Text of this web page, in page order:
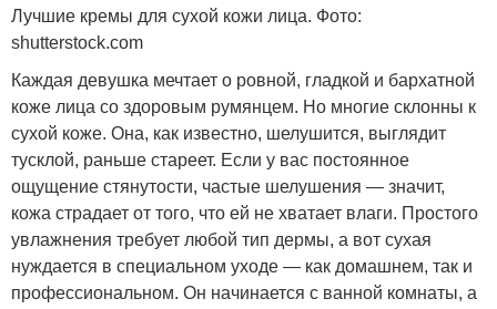
Лучшие кремы для сухой кожи лица. Фото:
shutterstock.com
Каждая девушка мечтает о ровной, гладкой и бархатной
коже лица со здоровым румянцем. Но многие склонны к
сухой коже. Она, как известно, шелушится, выглядит
тусклой, раньше стареет. Если у вас постоянное
ощущение стянутости, частые шелушения — значит,
кожа страдает от того, что ей не хватает влаги. Простого
увлажнения требует любой тип дермы, а вот сухая
нуждается в специальном уходе — как домашнем, так и
профессиональном. Он начинается с ванной комнаты, а